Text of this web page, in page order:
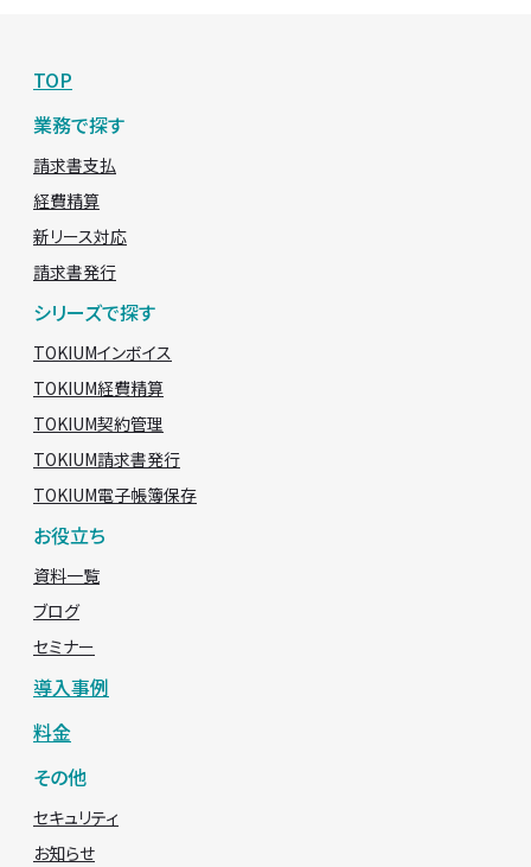
TOP
業務で探す
請求書支払
経費精算
新リース対応
請求書発行
シリーズで探す
TOKIUMインボイス
TOKIUM経費精算
TOKIUM契約管理
TOKIUM請求書発行
TOKIUM電子帳簿保存
お役立ち
資料一覧
ブログ
セミナー
導入事例
料金
その他
セキュリティ
お知らせ